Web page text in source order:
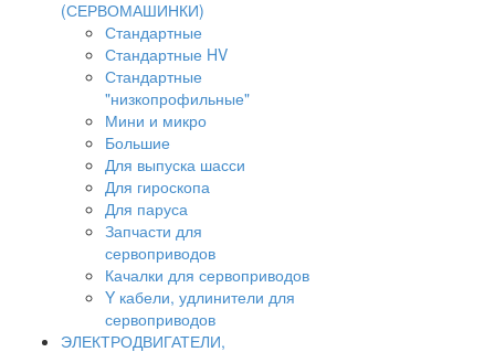
(СЕРВОМАШИНКИ)
Стандартные
Стандартные HV
Стандартные
"низкопрофильные"
Мини и микро
Большие
Для выпуска шасси
Для гироскопа
Для паруса
Запчасти для
сервоприводов
Качалки для сервоприводов
Y кабели, удлинители для
сервоприводов
ЭЛЕКТРОДВИГАТЕЛИ,